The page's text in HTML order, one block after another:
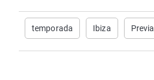
temporada Ibiza Previa